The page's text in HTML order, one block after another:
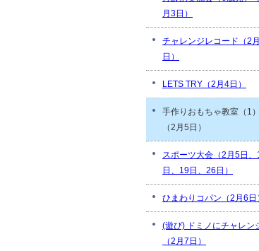
月3日）
チャレンジレコード（2
日）
LETS TRY（2月4日）
手作りおもちゃ教室（1）
（2月5日）
スポーツ大会（2月5日、
日、19日、26日）
ひまわりコパン（2月6日
(遊び) ドミノにチャレン
（2月7日）